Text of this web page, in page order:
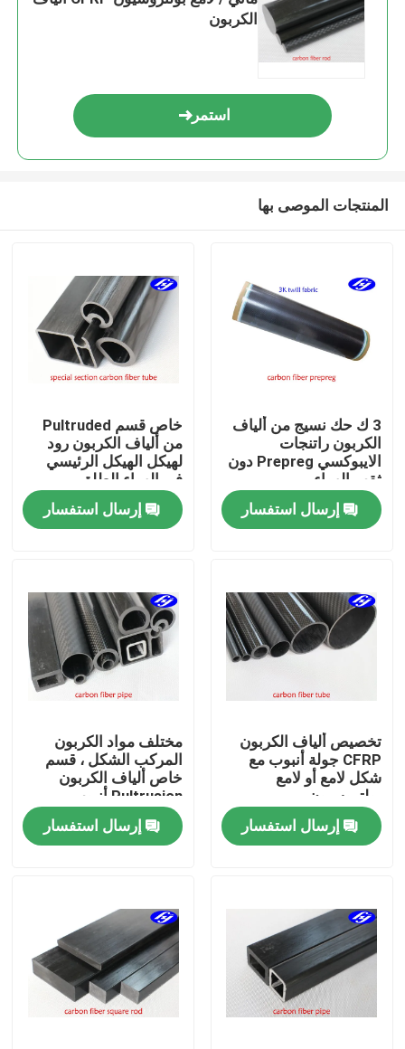
منزل
أشرطة فيديو
حول بنا
جولة في المعمل
ضبط الجودة
أخبار
طلب اقتباس
الكربون
استمر
المنتجات الموصى بها
3 ك حك نسيج من ألياف
الكربون راتنجات
الايبوكسي Prepreg دون
ثقب الهواء
إرسال استفسار
خاص قسم Pultruded
من ألياف الكربون رود
لهيكل الهيكل الرئيسي
في الهواء الطلق
إرسال استفسار
تخصيص ألياف الكربون
CFRP جولة أنبوب مع
شكل لامع أو لامع
بولتروسيون
إرسال استفسار
مختلف مواد الكربون
المركب الشكل ، قسم
خاص ألياف الكربون
Pultrusion أنبوب
إرسال استفسار